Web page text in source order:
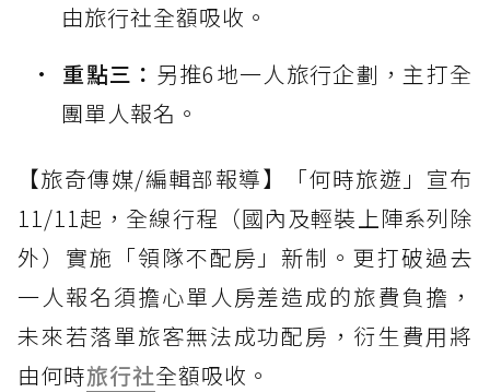
由旅行社全額吸收。
重點三： 另推6地一人旅行企劃，主打全
團單人報名。
【旅奇傳媒/編輯部報導】「何時旅遊」宣布
11/11起，全線行程（國內及輕裝上陣系列除
外）實施「領隊不配房」新制。更打破過去
一人報名須擔心單人房差造成的旅費負擔，
未來若落單旅客無法成功配房，衍生費用將
由何時旅行社全額吸收。